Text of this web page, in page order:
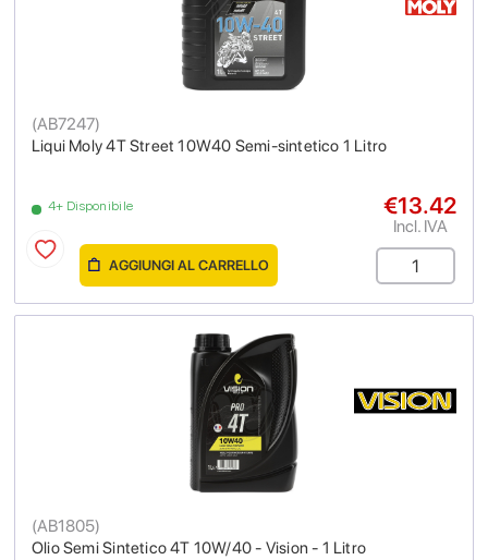
Liqui Moly 4T Street 10W40 Semi-sintetico 1 Litro
(AB7247)
4+ Disponibile €13.42
Incl. IVA
AGGIUNGI AL CARRELLO
Olio Semi Sintetico 4T 10W/40 - Vision - 1 Litro
(AB1805)